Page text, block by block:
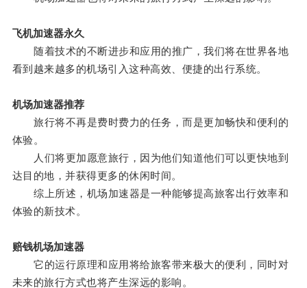
飞机加速器永久
随着技术的不断进步和应用的推广，我们将在世界各地
看到越来越多的机场引入这种高效、便捷的出行系统。
机场加速器推荐
旅行将不再是费时费力的任务，而是更加畅快和便利的
体验。
人们将更加愿意旅行，因为他们知道他们可以更快地到
达目的地，并获得更多的休闲时间。
综上所述，机场加速器是一种能够提高旅客出行效率和
体验的新技术。
赔钱机场加速器
它的运行原理和应用将给旅客带来极大的便利，同时对
未来的旅行方式也将产生深远的影响。